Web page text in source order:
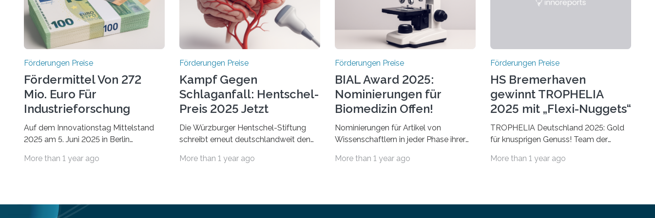
Förderungen Preise
Fördermittel Von 272
Mio. Euro Für
Industrieforschung
Freigegeben
Auf dem Innovationstag Mittelstand
2025 am 5. Juni 2025 in Berlin
für Wirtschaft und Energie eine gute
dieser Woche vom
More than 1 year ago
Förderungen Preise
Kampf Gegen
Schlaganfall: Hentschel-
Preis 2025 Jetzt
Ausgeschrieben
Die Würzburger Hentschel-Stiftung
schreibt erneut deutschlandweit den
soll eine herausragende Doktorarbeit
More than 1 year ago
Förderungen Preise
BIAL Award 2025:
Nominierungen für
Biomedizin Offen!
Nominierungen für Artikel von
Wissenschaftlern in jeder Phase ihrer
willkommen sind Dieser internationale
More than 1 year ago
Förderungen Preise
HS Bremerhaven
gewinnt TROPHELIA
2025 mit „Flexi-Nuggets“
TROPHELIA Deutschland 2025: Gold
für knusprigen Genuss! Team der
“Flexi-Nuggets” und vertritt
More than 1 year ago